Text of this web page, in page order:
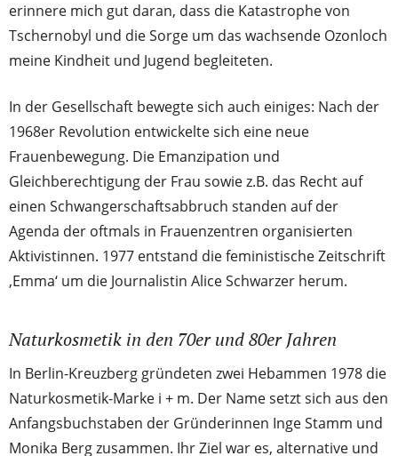
erinnere mich gut daran, dass die Katastrophe von
Tschernobyl und die Sorge um das wachsende Ozonloch
meine Kindheit und Jugend begleiteten.
In der Gesellschaft bewegte sich auch einiges: Nach der
1968er Revolution entwickelte sich eine neue
Frauenbewegung. Die Emanzipation und
Gleichberechtigung der Frau sowie z.B. das Recht auf
einen Schwangerschaftsabbruch standen auf der
Agenda der oftmals in Frauenzentren organisierten
Aktivistinnen. 1977 entstand die feministische Zeitschrift
‚Emma‘ um die Journalistin Alice Schwarzer herum.
Naturkosmetik in den 70er und 80er Jahren
In Berlin-Kreuzberg gründeten zwei Hebammen 1978 die
Naturkosmetik-Marke i + m. Der Name setzt sich aus den
Anfangsbuchstaben der Gründerinnen Inge Stamm und
Monika Berg zusammen. Ihr Ziel war es, alternative und